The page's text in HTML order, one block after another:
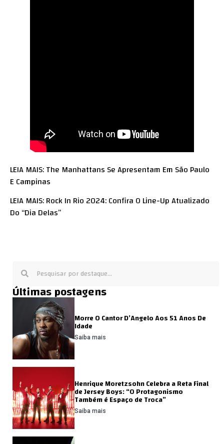
LEIA MAIS: The Manhattans Se Apresentam Em São Paulo
E Campinas
LEIA MAIS: Rock In Rio 2024: Confira O Line-Up Atualizado
Do “Dia Delas”
Últimas postagens
Morre O Cantor D’Angelo Aos 51 Anos De
Idade
Saiba mais
Henrique Moretzsohn Celebra a Reta Final
de Jersey Boys: “O Protagonismo
Também é Espaço de Troca”
Saiba mais